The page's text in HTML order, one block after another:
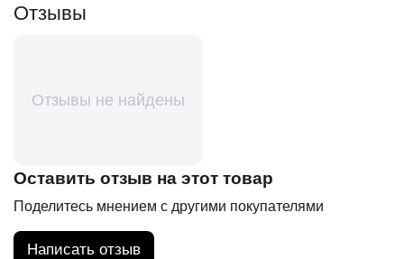
Отзывы
Отзывы не найдены
Оставить отзыв на этот товар
Поделитесь мнением с другими покупателями
Написать отзыв